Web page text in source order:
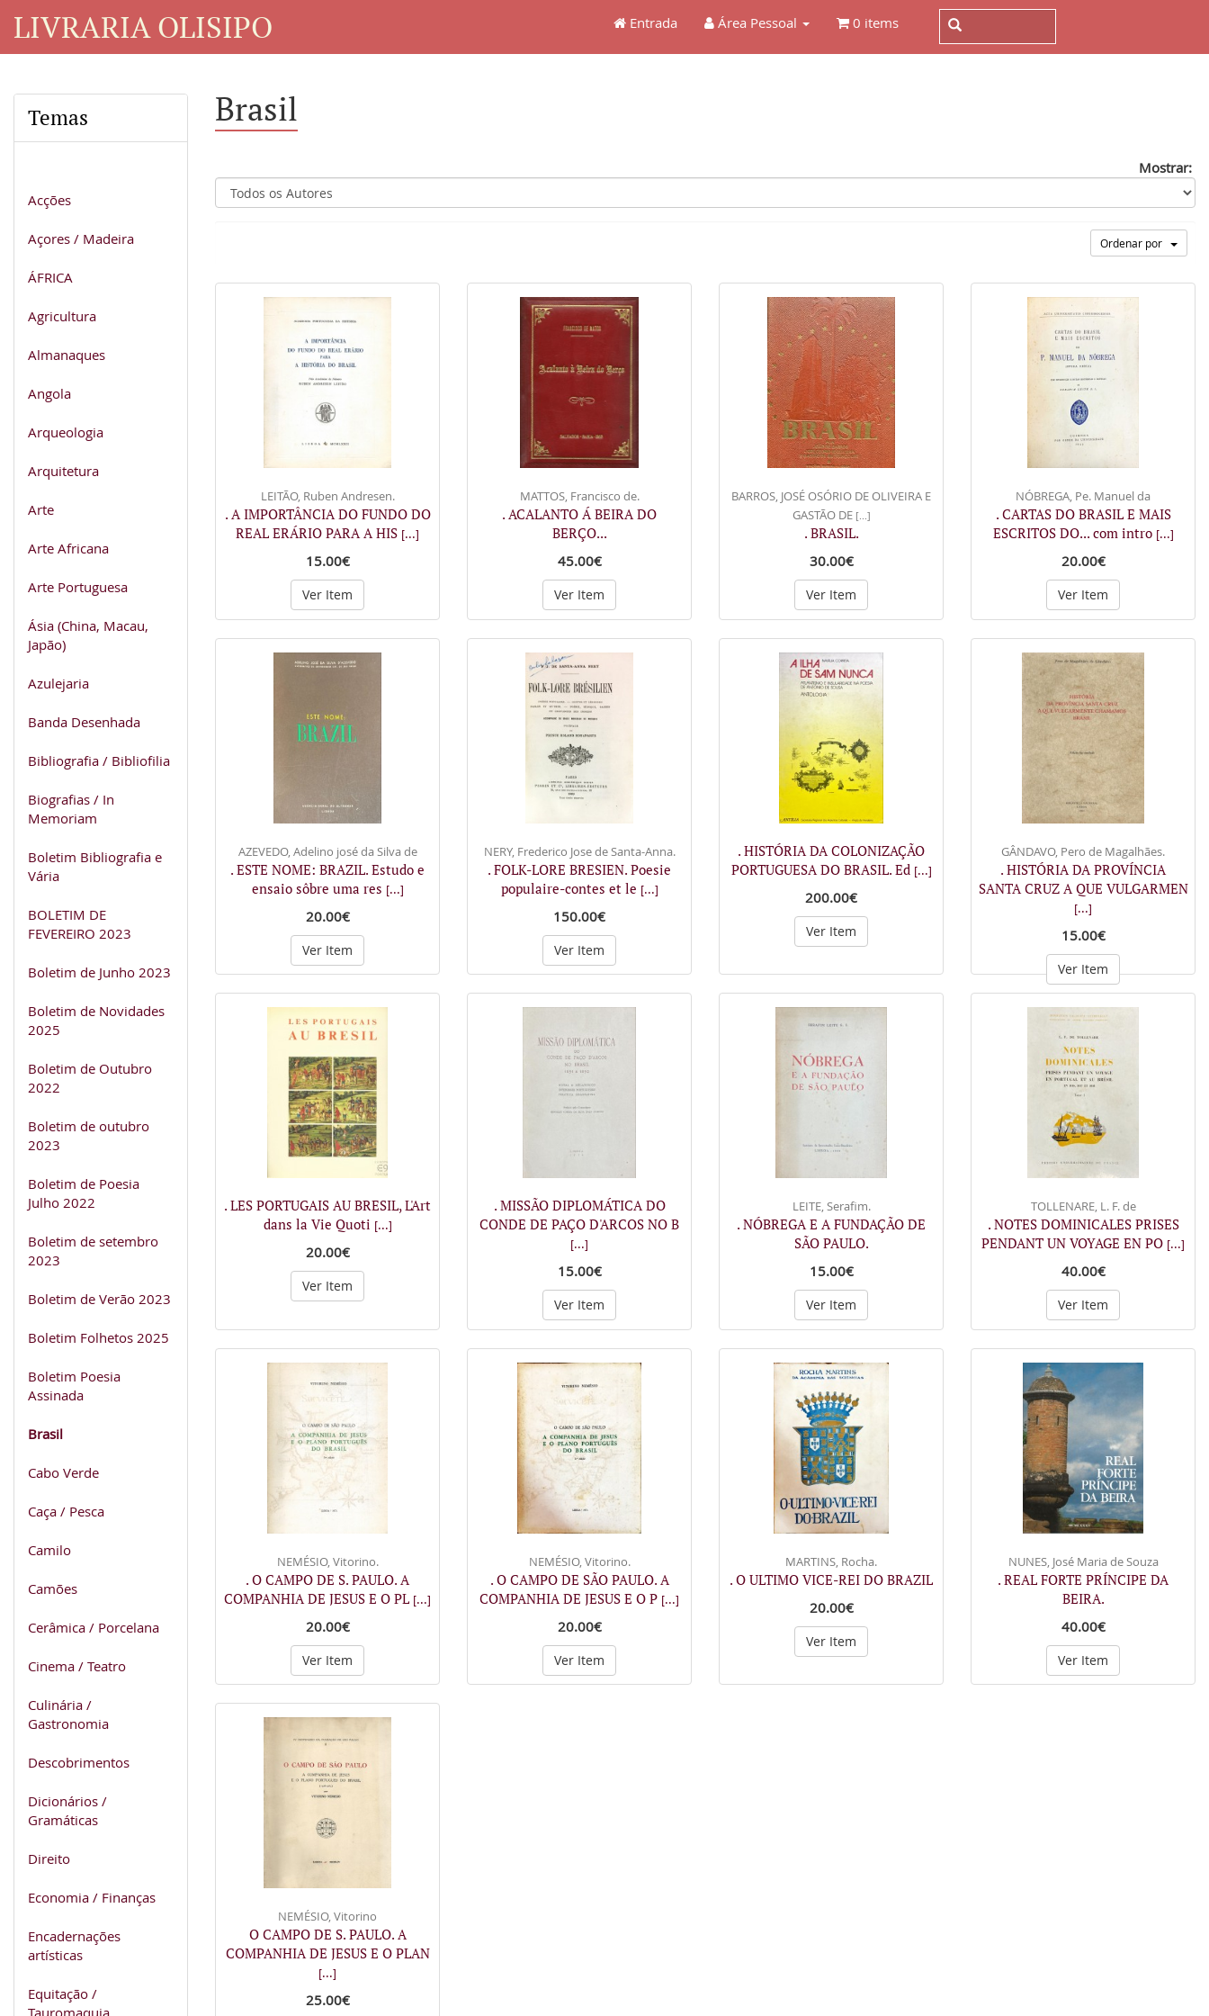
LIVRARIA OLISIPO Entrada Área Pessoal 0 items
Temas
Acções
Açores / Madeira
ÁFRICA
Agricultura
Almanaques
Angola
Arqueologia
Arquitetura
Arte
Arte Africana
Arte Portuguesa
Ásia (China, Macau,
Japão)
Azulejaria
Banda Desenhada
Bibliografia / Bibliofilia
Biografias / In
Memoriam
Boletim Bibliografia e
Vária
BOLETIM DE
FEVEREIRO 2023
Boletim de Junho 2023
Boletim de Novidades
2025
Boletim de Outubro
2022
Boletim de outubro
2023
Boletim de Poesia
Julho 2022
Boletim de setembro
2023
Boletim de Verão 2023
Boletim Folhetos 2025
Boletim Poesia
Assinada
Brasil
Cabo Verde
Caça / Pesca
Camilo
Camões
Cerâmica / Porcelana
Cinema / Teatro
Culinária /
Gastronomia
Descobrimentos
Dicionários /
Gramáticas
Direito
Economia / Finanças
Encadernações
artísticas
Equitação /
Tauromaquia
Brasil
Mostrar:
Ordenar por
LEITÃO, Ruben Andresen.
. A IMPORTÂNCIA DO FUNDO DO
REAL ERÁRIO PARA A HIS [...]
15.00€
Ver Item
MATTOS, Francisco de.
. ACALANTO Á BEIRA DO
BERÇO...
45.00€
Ver Item
BARROS, JOSÉ OSÓRIO DE OLIVEIRA E
GASTÃO DE [...]
. BRASIL.
30.00€
Ver Item
NÓBREGA, Pe. Manuel da
. CARTAS DO BRASIL E MAIS
ESCRITOS DO... com intro [...]
20.00€
Ver Item
AZEVEDO, Adelino josé da Silva de
. ESTE NOME: BRAZIL. Estudo e
ensaio sôbre uma res [...]
20.00€
Ver Item
NERY, Frederico Jose de Santa-Anna.
. FOLK-LORE BRESIEN. Poesie
populaire-contes et le [...]
150.00€
Ver Item
. HISTÓRIA DA COLONIZAÇÃO
PORTUGUESA DO BRASIL. Ed [...]
200.00€
Ver Item
GÂNDAVO, Pero de Magalhães.
. HISTÓRIA DA PROVÍNCIA
SANTA CRUZ A QUE VULGARMEN
[...]
15.00€
Ver Item
. LES PORTUGAIS AU BRESIL, L'Art
dans la Vie Quoti [...]
20.00€
Ver Item
. MISSÃO DIPLOMÁTICA DO
CONDE DE PAÇO D'ARCOS NO B
[...]
15.00€
Ver Item
LEITE, Serafim.
. NÓBREGA E A FUNDAÇÃO DE
SÃO PAULO.
15.00€
Ver Item
TOLLENARE, L. F. de
. NOTES DOMINICALES PRISES
PENDANT UN VOYAGE EN PO [...]
40.00€
Ver Item
NEMÉSIO, Vitorino.
. O CAMPO DE S. PAULO. A
COMPANHIA DE JESUS E O PL [...]
20.00€
Ver Item
NEMÉSIO, Vitorino.
. O CAMPO DE SÃO PAULO. A
COMPANHIA DE JESUS E O P [...]
20.00€
Ver Item
MARTINS, Rocha.
. O ULTIMO VICE-REI DO BRAZIL
20.00€
Ver Item
NUNES, José Maria de Souza
. REAL FORTE PRÍNCIPE DA
BEIRA.
40.00€
Ver Item
NEMÉSIO, Vitorino
O CAMPO DE S. PAULO. A
COMPANHIA DE JESUS E O PLAN
[...]
25.00€